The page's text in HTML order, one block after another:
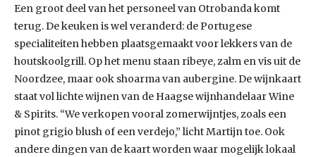
Een groot deel van het personeel van Otrobanda komt
terug. De keuken is wel veranderd: de Portugese
specialiteiten hebben plaatsgemaakt voor lekkers van de
houtskoolgrill. Op het menu staan ribeye, zalm en vis uit de
Noordzee, maar ook shoarma van aubergine. De wijnkaart
staat vol lichte wijnen van de Haagse wijnhandelaar Wine
& Spirits. “We verkopen vooral zomerwijntjes, zoals een
pinot grigio blush of een verdejo,” licht Martijn toe. Ook
andere dingen van de kaart worden waar mogelijk lokaal